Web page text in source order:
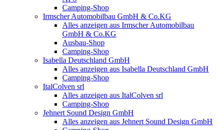
Camping-Shop
Irmscher Automobilbau GmbH & Co.KG
Alles anzeigen aus Irmscher Automobilbau
GmbH & Co.KG
Ausbau-Shop
Camping-Shop
Isabella Deutschland GmbH
Alles anzeigen aus Isabella Deutschland GmbH
Camping-Shop
ItalColven srl
Alles anzeigen aus ItalColven srl
Camping-Shop
Jehnert Sound Design GmbH
Alles anzeigen aus Jehnert Sound Design GmbH